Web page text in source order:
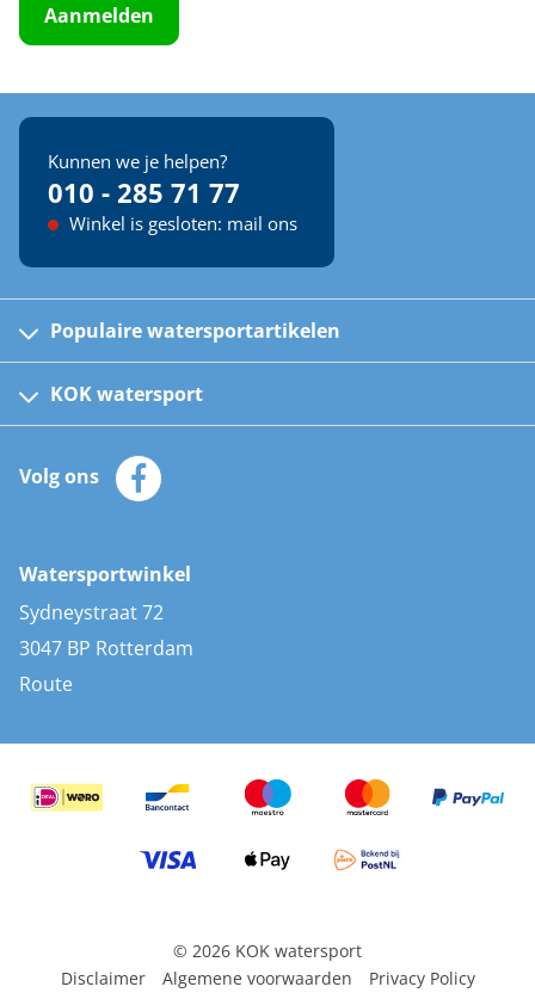
Aanmelden
Kunnen we je helpen?
010 - 285 71 77
Winkel is gesloten: mail ons
Populaire watersportartikelen
Kinder reddingsvesten
Automatische reddingsvesten
Zeilkleding
Zonnepanelen
AIS transponders
Stootwillen en fenders
Bootkussens
Zwemtrappen
KOK watersport
Klantenservice
Merken
Volg ons
Watersportwinkel
Sydneystraat 72
3047 BP Rotterdam
Route
© 2026 KOK watersport
Disclaimer
Algemene voorwaarden Privacy Policy